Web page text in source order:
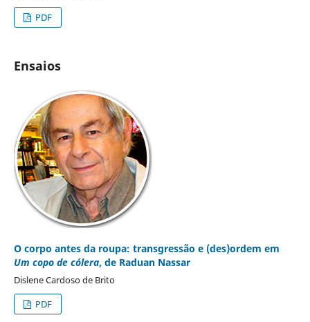
PDF
Ensaios
O corpo antes da roupa: transgressão e (des)ordem em
Um copo de cólera, de Raduan Nassar
Dislene Cardoso de Brito
PDF